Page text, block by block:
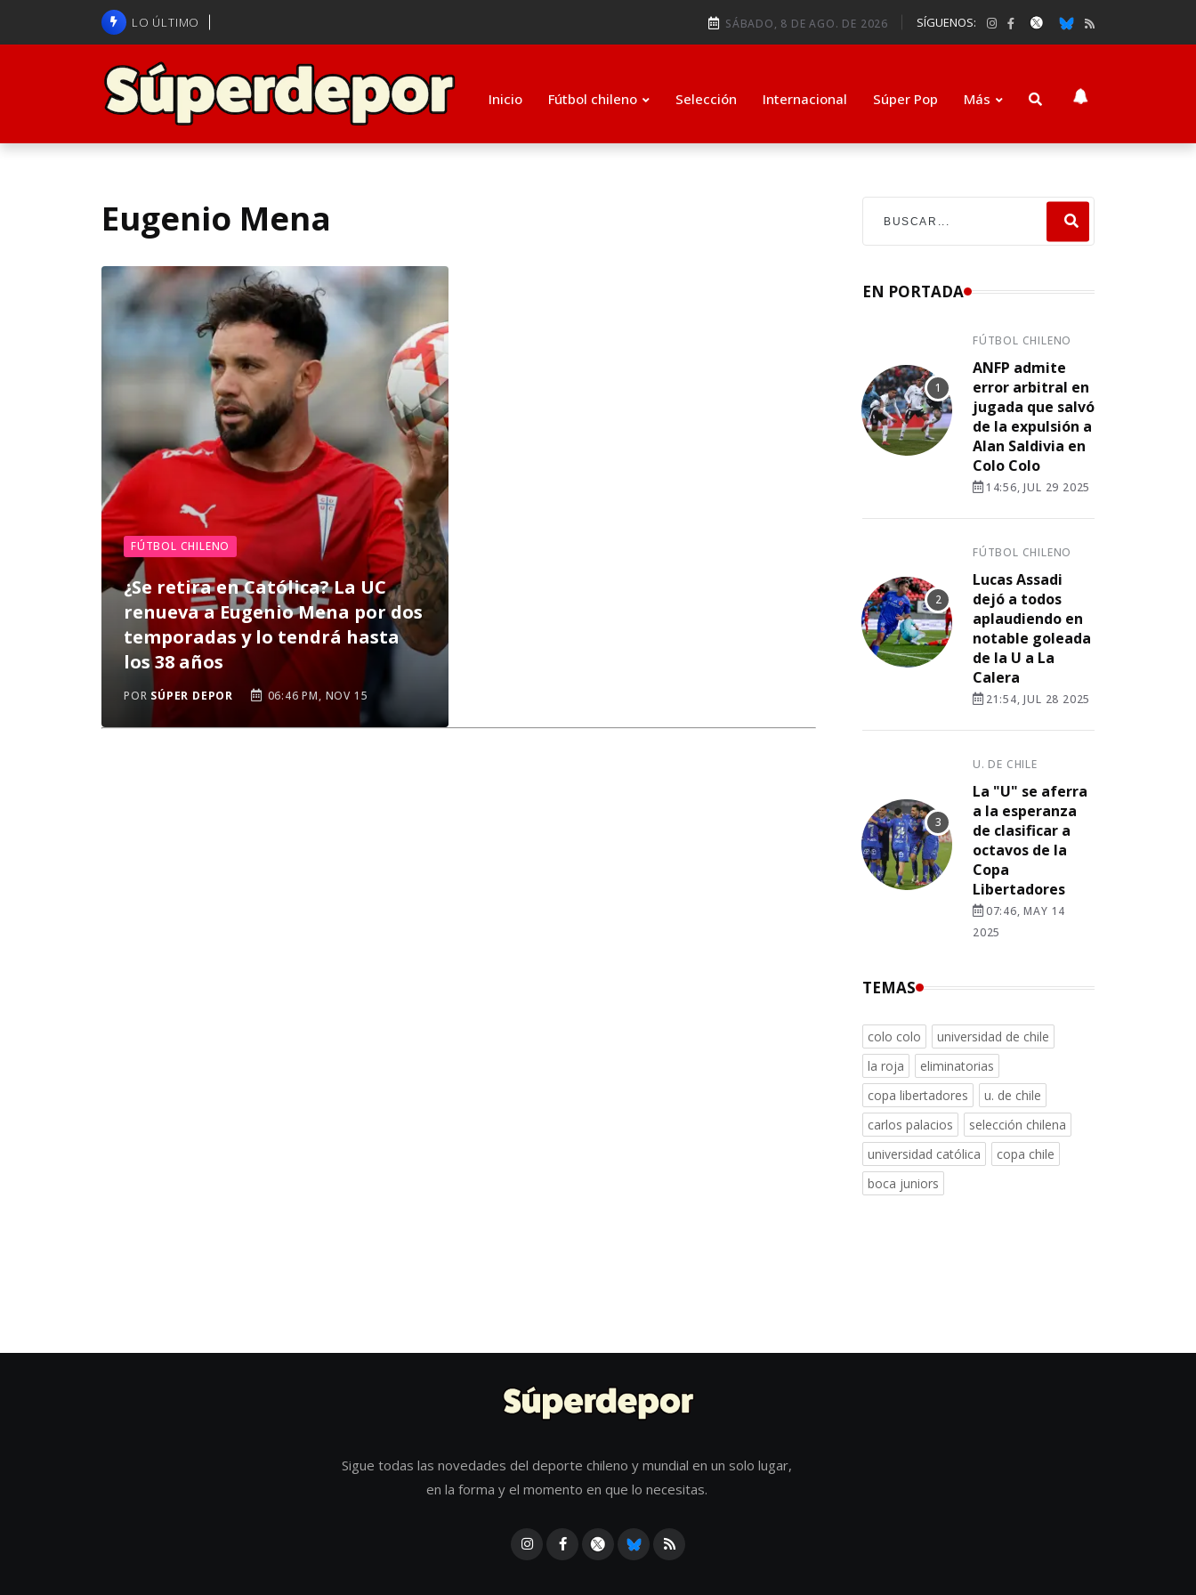
LO ÚLTIMO SÁBADO, 8 DE AGO. DE 2026 SÍGUENOS:
Inicio Fútbol chileno Selección Internacional Súper Pop Más
Eugenio Mena
FÚTBOL CHILENO
¿Se retira en Católica? La UC
renueva a Eugenio Mena por dos
temporadas y lo tendrá hasta
los 38 años
POR SÚPER DEPOR 06:46 PM, NOV 15
EN PORTADA
FÚTBOL CHILENO
ANFP admite
error arbitral en
jugada que salvó
de la expulsión a
Alan Saldivia en
Colo Colo
14:56, JUL 29 2025
FÚTBOL CHILENO
Lucas Assadi
dejó a todos
aplaudiendo en
notable goleada
de la U a La
Calera
21:54, JUL 28 2025
U. DE CHILE
La "U" se aferra
a la esperanza
de clasificar a
octavos de la
Copa
Libertadores
07:46, MAY 14
2025
TEMAS
colo colo
universidad de chile
la roja
eliminatorias
copa libertadores
u. de chile
carlos palacios
selección chilena
universidad católica
copa chile
boca juniors
Sigue todas las novedades del deporte chileno y mundial en un solo lugar,
en la forma y el momento en que lo necesitas.